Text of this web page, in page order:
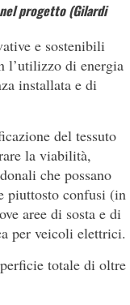
progetto (Gilardi
e sostenibili
l’utilizzo di energia
installata e di
del tessuto
la viabilità,
che possano
piuttosto confusi (in
aree di sosta e di
per veicoli elettrici.
totale di oltre